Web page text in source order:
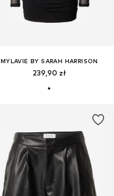
MYLAVIE BY SARAH HARRISON
239,90 zł